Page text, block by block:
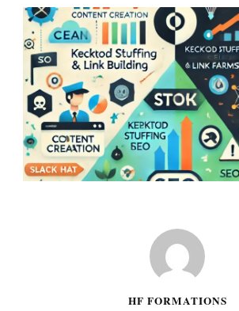
HF FORMATIONS